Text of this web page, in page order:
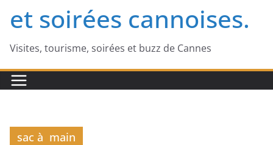
et soirées cannoises.
Visites, tourisme, soirées et buzz de Cannes
sac à main